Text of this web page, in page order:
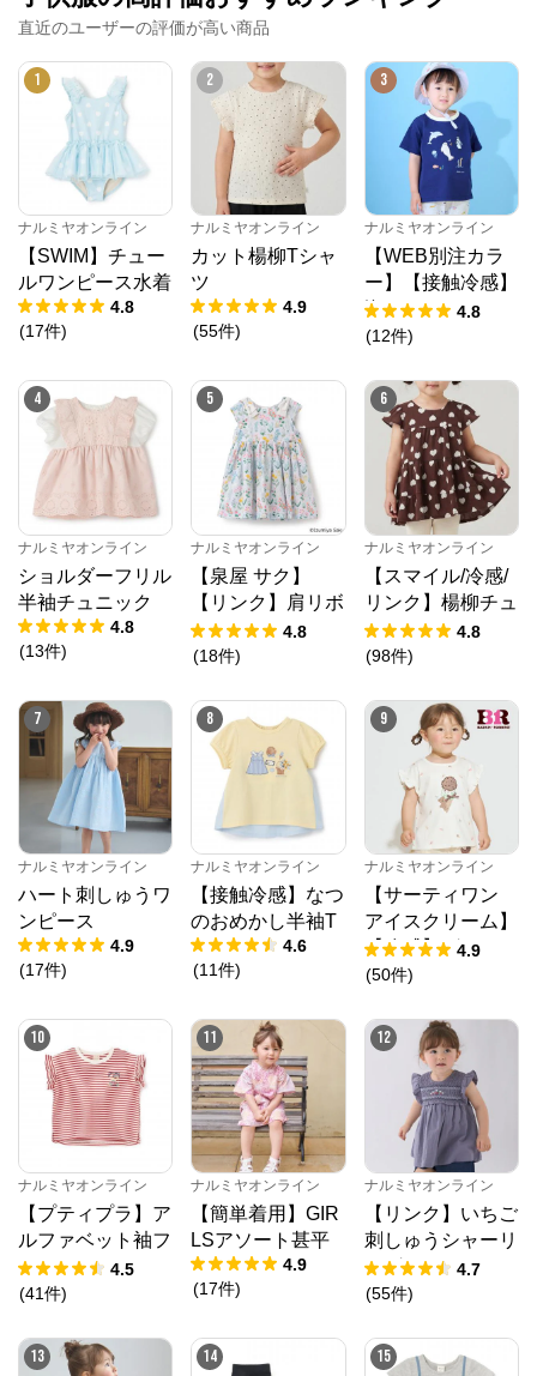
直近のユーザーの評価が高い商品
1
ナルミヤオンライン
【SWIM】チュー
ルワンピース水着
4.8
(17件)
2
ナルミヤオンライン
カット楊柳Tシャ
ツ
4.9
(55件)
3
ナルミヤオンライン
【WEB別注カラ
ー】【接触冷感】
海のいきものアッ
プリケ半袖Tシャ
4.8
(12件)
4
ナルミヤオンライン
ショルダーフリル
半袖チュニック
4.8
(13件)
5
ナルミヤオンライン
【泉屋 サク】
【リンク】肩リボ
ンフラワーキャッ
トワンピース
4.8
(18件)
6
ナルミヤオンライン
【スマイル/冷感/
リンク】楊柳チュ
ニック
4.8
(98件)
7
ナルミヤオンライン
ハート刺しゅうワ
ンピース
4.9
(17件)
8
ナルミヤオンライン
【接触冷感】なつ
のおめかし半袖T
4.6
(11件)
9
ナルミヤオンライン
【サーティワン
アイスクリーム】
【冷感】グラフィ
ック半袖Tシャツ
4.9
(50件)
10
ナルミヤオンライン
【プティプラ】ア
ルファベット袖フ
リルTシャツ
4.5
(41件)
11
ナルミヤオンライン
【簡単着用】GIR
LSアソート甚平
4.9
(17件)
12
ナルミヤオンライン
【リンク】いちご
刺しゅうシャーリ
ングチュニック
4.7
(55件)
13 14 15
ナルミヤオンライン
公式ECサイト
※外部サイトが開きます
ナルミヤオンライン からのコメント
ナルミヤオンライン公式通販ショップ。人気子供服メ